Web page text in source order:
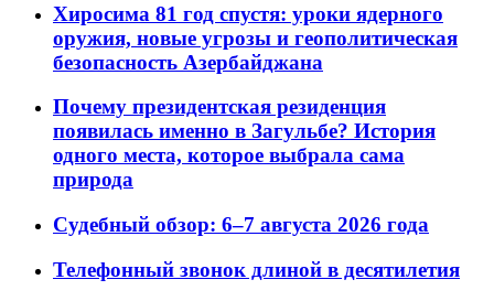
Хиросима 81 год спустя: уроки ядерного
оружия, новые угрозы и геополитическая
безопасность Азербайджана
Почему президентская резиденция
появилась именно в Загульбе? История
одного места, которое выбрала сама
природа
Судебный обзор: 6–7 августа 2026 года
Телефонный звонок длиной в десятилетия